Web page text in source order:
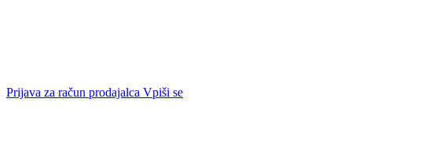
Prijava za račun prodajalca Vpiši se